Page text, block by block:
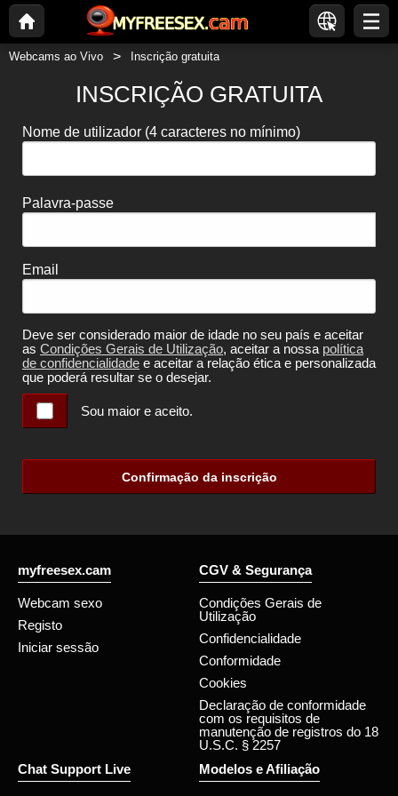
Webcams ao Vivo Inscrição gratuita
INSCRIÇÃO GRATUITA
Nome de utilizador (4 caracteres no mínimo)
Palavra-passe
Email
Deve ser considerado maior de idade no seu país e aceitar
as Condições Gerais de Utilização, aceitar a nossa política
de confidencialidade e aceitar a relação ética e personalizada
que poderá resultar se o desejar.
Sou maior e aceito.
Confirmação da inscrição
myfreesex.cam
Webcam sexo
Registo
Iniciar sessão
CGV & Segurança
Condições Gerais de
Utilização
Confidencialidade
Conformidade
Cookies
Declaração de conformidade
com os requisitos de
manutenção de registros do 18
U.S.C. § 2257
Chat Support Live
Modelos e Afiliação